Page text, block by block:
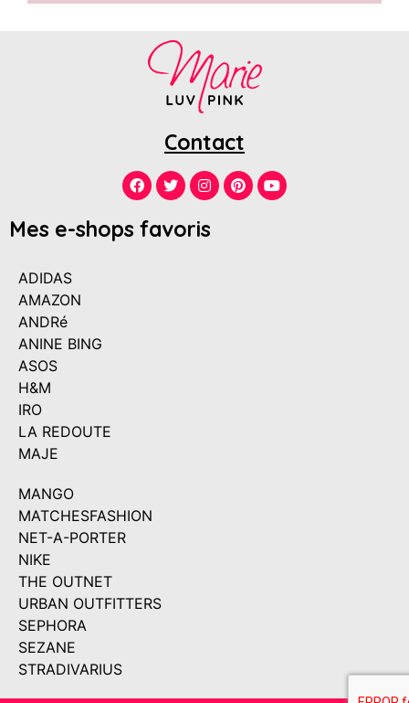
Contact
Mes e-shops favoris
ADIDAS
AMAZON
ANDRé
ANINE BING
ASOS
H&M
IRO
LA REDOUTE
MAJE
MANGO
MATCHESFASHION
NET-A-PORTER
NIKE
THE OUTNET
URBAN OUTFITTERS
SEPHORA
SEZANE
STRADIVARIUS